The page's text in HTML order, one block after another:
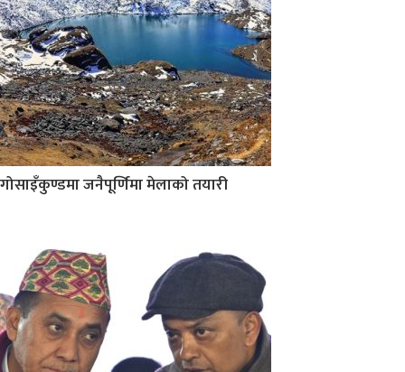
गोसाइँकुण्डमा जनैपूर्णिमा मेलाको तयारी